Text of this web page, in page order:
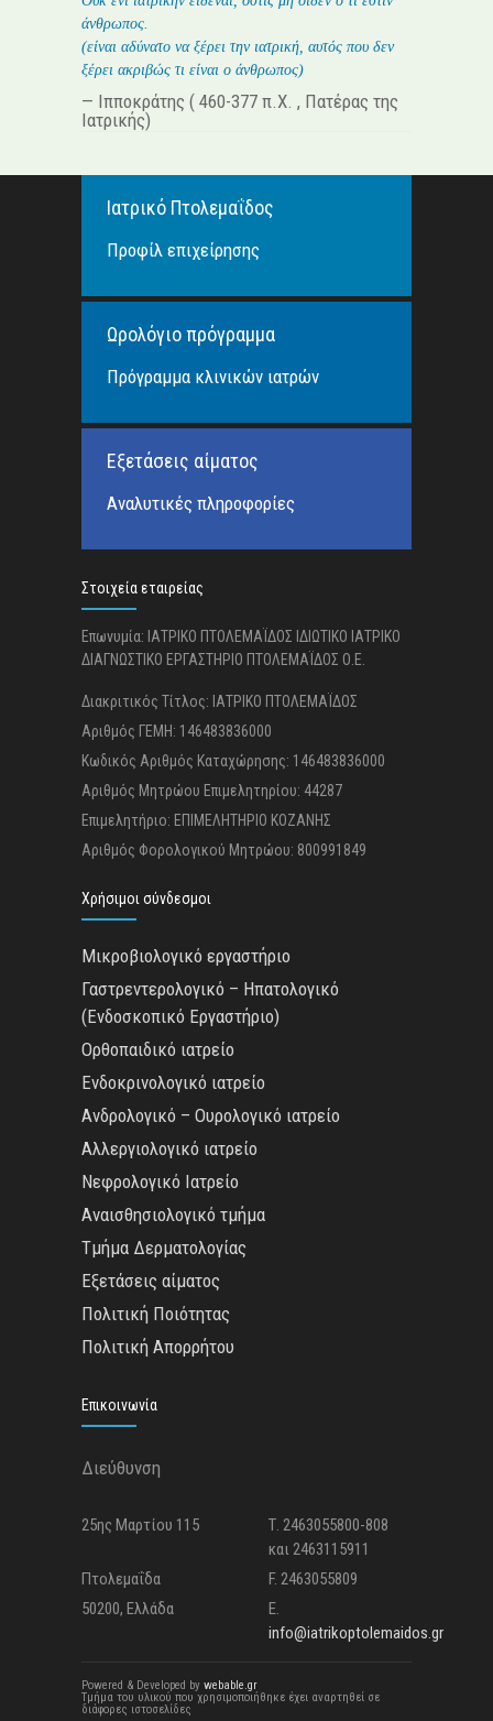
άνθρωπος.
(είναι αδύνατο να ξέρει την ιατρική, αυτός που δεν
ξέρει ακριβώς τι είναι ο άνθρωπος)
— Ιπποκράτης ( 460-377 π.Χ. , Πατέρας της
Ιατρικής)
Ιατρικό Πτολεμαΐδος
Προφίλ επιχείρησης
Ωρολόγιο πρόγραμμα
Πρόγραμμα κλινικών ιατρών
Εξετάσεις αίματος
Αναλυτικές πληροφορίες
Στοιχεία εταιρείας
Επωνυμία: ΙΑΤΡΙΚΟ ΠΤΟΛΕΜΑΪΔΟΣ ΙΔΙΩΤΙΚΟ ΙΑΤΡΙΚΟ
ΔΙΑΓΝΩΣΤΙΚΟ ΕΡΓΑΣΤΗΡΙΟ ΠΤΟΛΕΜΑΪΔΟΣ Ο.Ε.
Διακριτικός Τίτλος: ΙΑΤΡΙΚΟ ΠΤΟΛΕΜΑΪΔΟΣ
Αριθμός ΓΕΜΗ: 146483836000
Κωδικός Αριθμός Καταχώρησης: 146483836000
Αριθμός Μητρώου Επιμελητηρίου: 44287
Επιμελητήριο: ΕΠΙΜΕΛΗΤΗΡΙΟ ΚΟΖΑΝΗΣ
Αριθμός Φορολογικού Μητρώου: 800991849
Χρήσιμοι σύνδεσμοι
Μικροβιολογικό εργαστήριο
Γαστρεντερολογικό – Ηπατολογικό
(Ενδοσκοπικό Εργαστήριο)
Ορθοπαιδικό ιατρείο
Ενδοκρινολογικό ιατρείο
Ανδρολογικό – Ουρολογικό ιατρείο
Αλλεργιολογικό ιατρείο
Νεφρολογικό Ιατρείο
Αναισθησιολογικό τμήμα
Τμήμα Δερματολογίας
Εξετάσεις αίματος
Πολιτική Ποιότητας
Πολιτική Απορρήτου
Επικοινωνία
Διεύθυνση
25ης Μαρτίου 115
Τ. 2463055800-808
και 2463115911
Πτολεμαΐδα
F. 2463055809
50200, Ελλάδα
E.
info@iatrikoptolemaidos.gr
Powered & Developed by webable.gr
Τμήμα του υλικού που χρησιμοποιήθηκε έχει αναρτηθεί σε
διάφορες ιστοσελίδες